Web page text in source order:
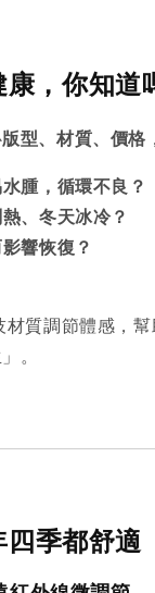
，你知道
版型、材質、價格
腫，循環不良？
、冬天冰冷？
響恢復？
材質調節體感，
。
季都舒適